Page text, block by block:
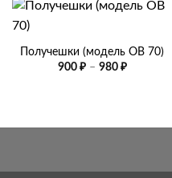
Получешки (модель OB 70)
900 ₽ – 980 ₽Диапазон